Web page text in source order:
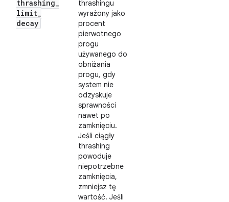
thrashing_
limit_
decay
thrashingu
wyrażony jako
procent
pierwotnego
progu
używanego do
obniżania
progu, gdy
system nie
odzyskuje
sprawności
nawet po
zamknięciu.
Jeśli ciągły
thrashing
powoduje
niepotrzebne
zamknięcia,
zmniejsz tę
wartość. Jeśli